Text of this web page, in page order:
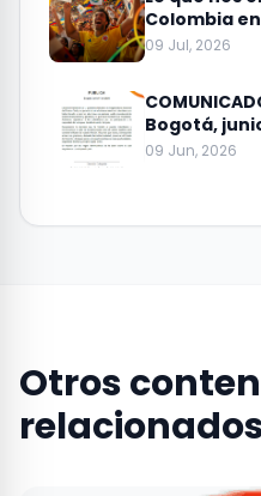
Colombia
09 Jul, 2026
Bogotá,
09 Jun, 2026
Otros